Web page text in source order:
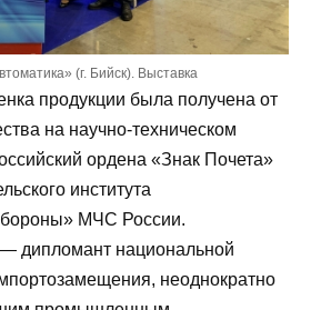
(г. Бийск). Выставка
продукции была получена от
на научно-техническом
ордена «Знак Почета»
института
МЧС России.
дипломант национальной
неоднократно